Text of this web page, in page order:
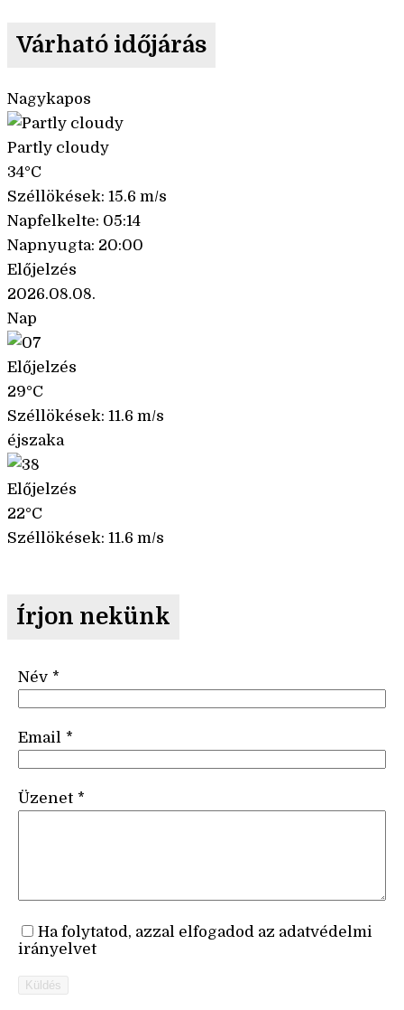
Várható időjárás
Nagykapos
Partly cloudy
34°C
Széllökések: 15.6 m/s
Napfelkelte: 05:14
Napnyugta: 20:00
Előjelzés
2026.08.08.
Nap
Előjelzés
29°C
Széllökések: 11.6 m/s
éjszaka
Előjelzés
22°C
Széllökések: 11.6 m/s
Írjon nekünk
Név *
Email *
Üzenet *
Ha folytatod, azzal elfogadod az adatvédelmi
irányelvet
Küldés